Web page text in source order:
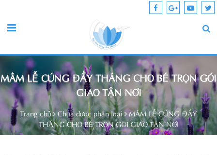
MÂM LỄ CÚNG ĐẦY THÁNG CHO BÉ TRỌN GÓI
GIAO TẬN NƠI
Trang chủ Chưa được phân loại
MÂM LỄ CÚNG ĐẦY
THÁNG CHO BÉ TRỌN GÓI GIAO TẬN NƠI